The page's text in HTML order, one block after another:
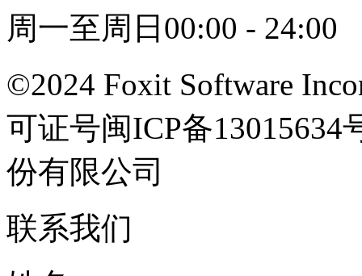
周一至周日00:00 - 24:00
©2024 Foxit Software
可证号闽ICP备
份有限公司
联系我们